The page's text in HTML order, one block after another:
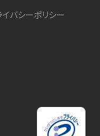
イバシーポリシー